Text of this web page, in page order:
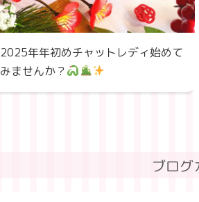
2025年年初めチャットレディ始めて
みませんか？
ブログ